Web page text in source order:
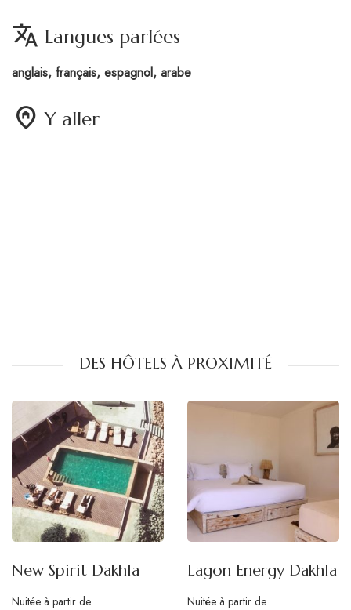
translate Langues parlées
anglais, français, espagnol, arabe
home_pin Y aller
DES HÔTELS À PROXIMITÉ
New Spirit Dakhla
Nuitée à partir de
Lagon Energy Dakhla
Nuitée à partir de